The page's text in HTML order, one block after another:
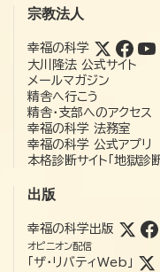
宗教法人
幸福の科学
大川隆法 公式サイト
メールマガジン
精舎へ行こう
精舎・支部へのアクセス
幸福の科学 法務室
幸福の科学 公式アプリ
本格診断サイト「地獄診断
出版
幸福の科学出版
オピニオン配信
「ザ・リバティWeb」